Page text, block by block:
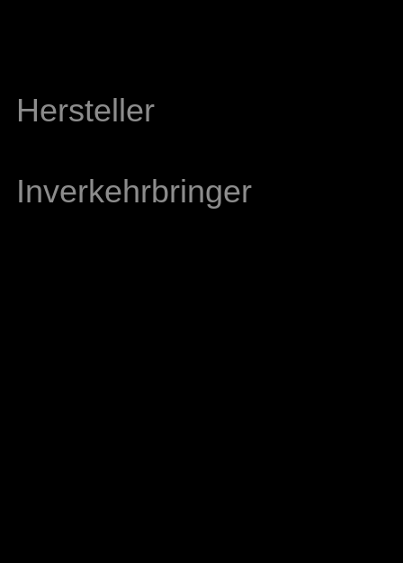
Hersteller
Inverkehrbringer